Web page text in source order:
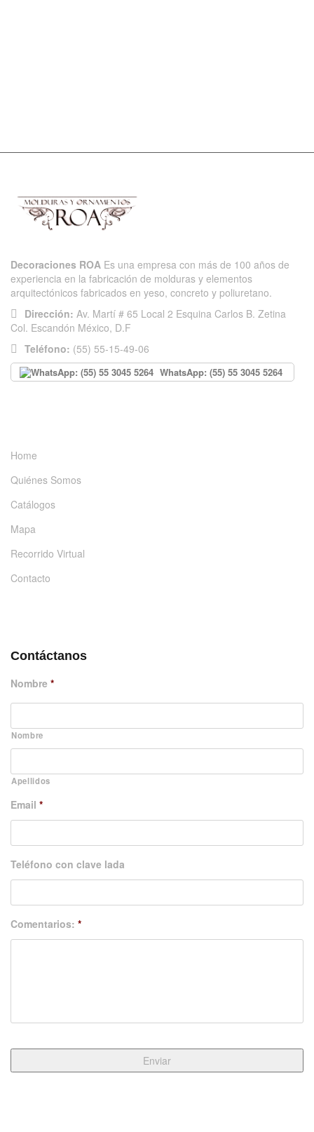
Decoraciones ROA Es una empresa con más de 100 años de
experiencia en la fabricación de molduras y elementos
arquitectónicos fabricados en yeso, concreto y poliuretano.
Dirección: Av. Martí # 65 Local 2 Esquina Carlos B. Zetina
Col. Escandón México, D.F
Teléfono: (55) 55-15-49-06
WhatsApp: (55) 55 3045 5264
Home
Quiénes Somos
Catálogos
Mapa
Recorrido Virtual
Contacto
Contáctanos
Nombre *
Nombre
Apellidos
Email *
Teléfono con clave lada
Comentarios: *